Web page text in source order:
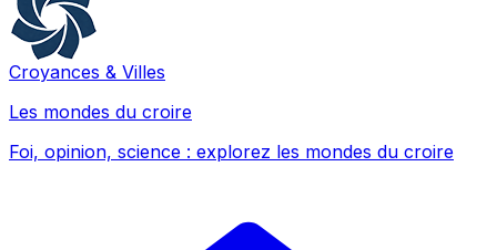
Croyances & Villes
Les mondes du croire
Foi, opinion, science : explorez les mondes du croire